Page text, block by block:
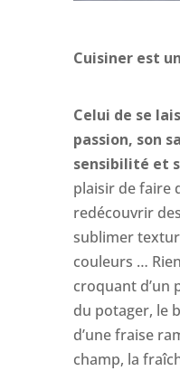
Cuisiner est
Celui de se
passion, son
sensibilité et
plaisir de faire
redécouvrir
sublimer
couleurs …
croquant d’un
du potager, le
d’une fraise
champ, la